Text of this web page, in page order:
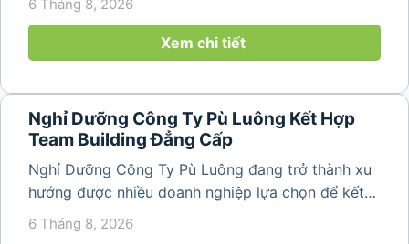
động gắn kết tập thể. Với cảnh quan thiên nhiên
nguyên sơ, không khí...
6 Tháng 8, 2026
Xem chi tiết
Nghỉ Dưỡng Công Ty Pù Luông Kết Hợp
Team Building Đẳng Cấp
Nghỉ Dưỡng Công Ty Pù Luông đang trở thành xu
hướng được nhiều doanh nghiệp lựa chọn để kết
hợp giữa nghỉ ngơi, tái tạo năng lượng và xây
6 Tháng 8, 2026